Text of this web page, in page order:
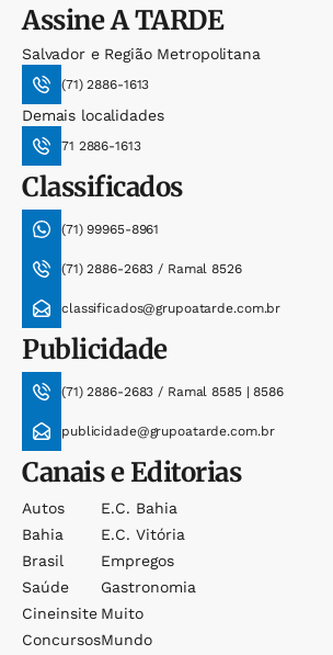
AssineA TARDE
Salvador e Região Metropolitana
(71) 2886-1613
Demais localidades
71 2886-1613
Classificados
(71) 99965-8961
(71) 2886-2683 / Ramal 8526
classificados@grupoatarde.com.br
Publicidade
(71) 2886-2683 / Ramal 8585 | 8586
publicidade@grupoatarde.com.br
Canais e Editorias
Autos
Bahia
Brasil
Saúde
Cineinsite
Concursos
E.c. Bahia
E.c. Vitória
Empregos
Gastronomia
Muito
Mundo